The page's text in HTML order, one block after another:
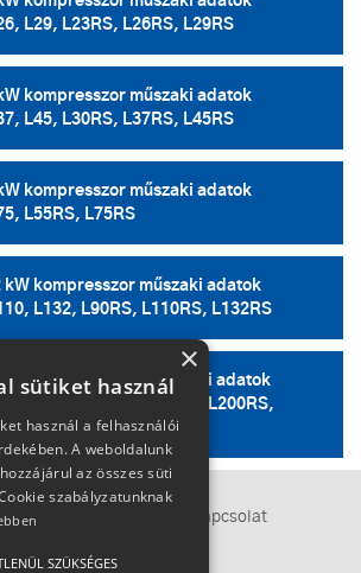
L29, L23RS, L26RS, L29RS
kompresszor műszaki adatok
L45, L30RS, L37RS, L45RS
kompresszor műszaki adatok
L55RS, L75RS
kompresszor műszaki adatok
L132, L90RS, L110RS, L132RS
kW kompresszor műszaki adatok
L250, L290, L160RS, L200RS,
tájékoztató Kapcsolat
×
sütiket használ
használ a felhasználói
A weboldalunk
az összes süti
szabályzatunknak
SZÜKSÉGES